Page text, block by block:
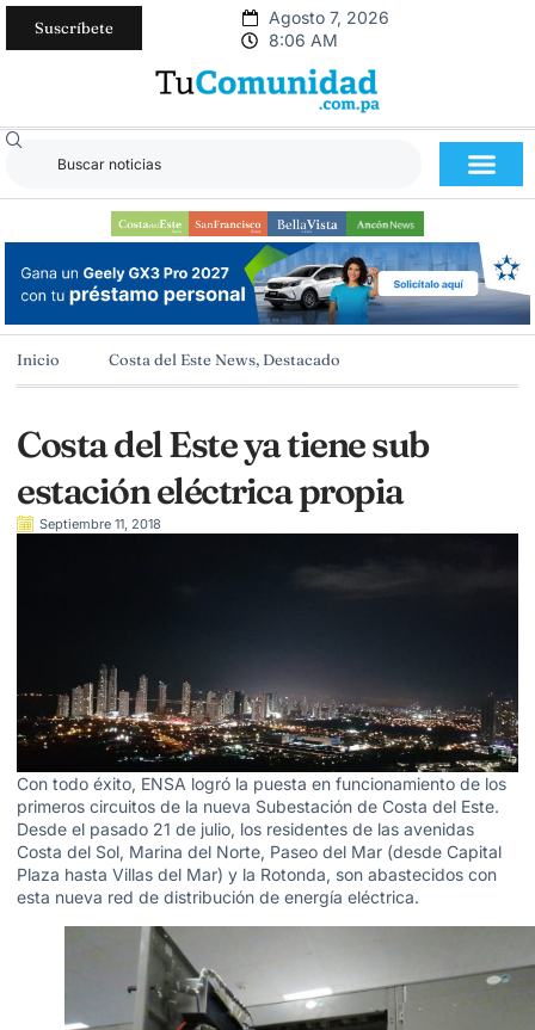
Suscríbete
Agosto 7, 2026
8:06 AM
Inicio Costa del Este News, Destacado
Costa del Este ya tiene sub
estación eléctrica propia
Septiembre 11, 2018
Con todo éxito, ENSA logró la puesta en funcionamiento de los
primeros circuitos de la nueva Subestación de Costa del Este.
Desde el pasado 21 de julio, los residentes de las avenidas
Costa del Sol, Marina del Norte, Paseo del Mar (desde Capital
Plaza hasta Villas del Mar) y la Rotonda, son abastecidos con
esta nueva red de distribución de energía eléctrica.